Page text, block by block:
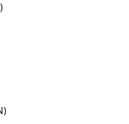
de
possuem uma
que sejam
de